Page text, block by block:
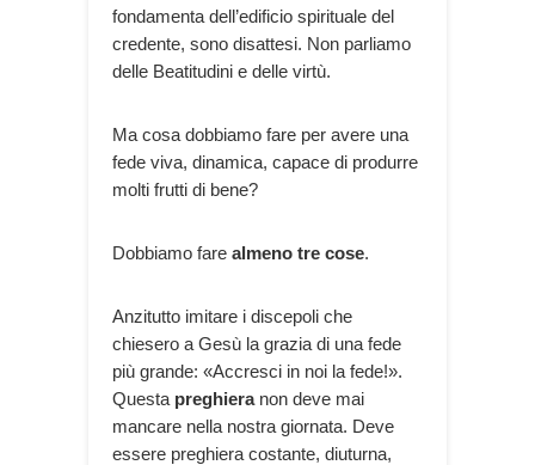
fondamenta dell’edificio spirituale del
credente, sono disattesi. Non parliamo
delle Beatitudini e delle virtù.
Ma cosa dobbiamo fare per avere una
fede viva, dinamica, capace di produrre
molti frutti di bene?
Dobbiamo fare almeno tre cose.
Anzitutto imitare i discepoli che
chiesero a Gesù la grazia di una fede
più grande: «Accresci in noi la fede!».
Questa preghieranon deve mai
mancare nella nostra giornata. Deve
essere preghiera costante, diuturna,